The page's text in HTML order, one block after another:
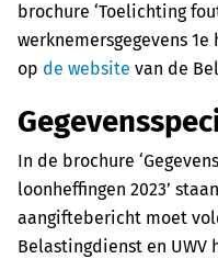
brochure ‘Toelichting
werknemersgegevens
op de website van de
In de brochure
loonheffingen 2023’
aangiftebericht moet
Belastingdienst en